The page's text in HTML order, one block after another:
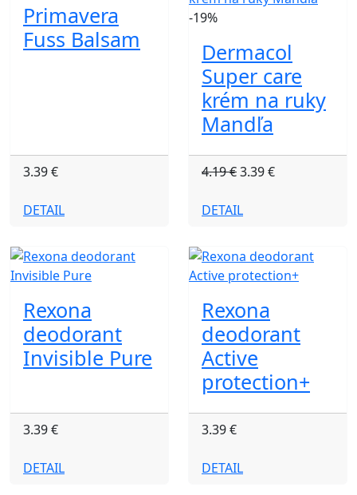
Primavera
Fuss Balsam
3.39 €
DETAIL
-19%
Dermacol
Super care
krém na ruky
Mandľa
4.19 €3.39 €
DETAIL
Rexona
deodorant
Invisible Pure
3.39 €
DETAIL
Rexona
deodorant
Active
protection+
3.39 €
DETAIL